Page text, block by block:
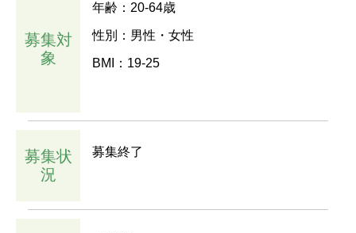
募集対
象
年齢：20-64歳
性別：男性・女性
BMI：19-25
募集状
況
募集終了